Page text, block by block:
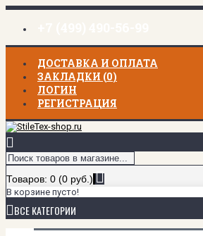
ДОСТАВКА И ОПЛАТА
ЗАКЛАДКИ (0)
ЛОГИН
РЕГИСТРАЦИЯ
Товаров: 0 (0 руб.)
В корзине пусто!
ВСЕ КАТЕГОРИИ